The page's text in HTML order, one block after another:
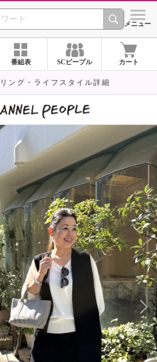
CHANNEL シメニュー
番組表 SCピープル カート
ング・ライフスタイル詳細